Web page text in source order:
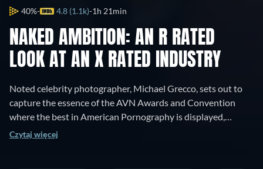
40% 4.8 (1.1k) 1h 21min
NAKED AMBITION: AN R RATED
LOOK AT AN X RATED INDUSTRY
Noted celebrity photographer, Michael Grecco, sets out to
capture the essence of the AVN Awards and Convention
where the best in American Pornography is displayed,
celebrated and honored.
Czytaj więcej